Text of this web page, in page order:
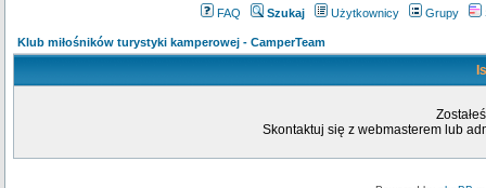
FAQ Szukaj Użytkownicy Grupy
Klub miłośników turystyki kamperowej - CamperTeam
Skontaktuj się z webmasterem lub